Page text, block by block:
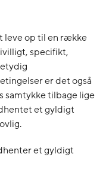
leve op til en række
specifikt,
er det også
samtykke tilbage lige
et gyldigt
et gyldigt